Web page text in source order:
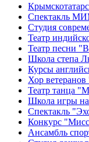
Спектакль
Студия
Театр
Театр песни
Школа степа
Курсы
Хор ветеранов
Театр танца
Школа игры
Спектакль
Конкурс
Ансамбль